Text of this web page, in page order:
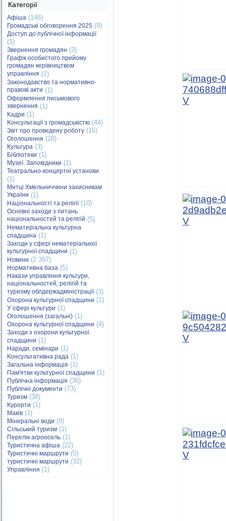
Категорії
Афіша (146)
Громадські обговорення 2025 (9)
Доступ до публічної інформації
(1)
Звернення громадян (3)
Графік особистого прийому
громадян керівництвом
управління (1)
Законодавство та нормативно-
правові акти (1)
Оформлення письмового
звернення (1)
Кадри (1)
Консультації з громадськістю (44)
Звіт про проведену роботу (16)
Оголошення (28)
Культура (3)
Бібліотеки (1)
Музеї. Заповідники (1)
Театрально-концертні установи
(1)
Митці Хмельниччини захисникам
України (1)
Національності та релігії(10)
Основні заходи з питань
національностей та релігій (5)
Нематеріальна культурна
спадщина (1)
Заходи у сфері нематеріальної
культурної спадщини (1)
Новини (2 397)
Нормативна база (5)
Накази управління культури,
національностей, релігій та
туризму облдержадміністрації(3)
Охорона культурної спадщини (1)
У сфері культури (1)
Оголошення (загальні) (1)
Охорона культурної спадщини (4)
Заходи з охорони культурної
спадщини (1)
Наради, семінари (1)
Консультативна рада (1)
Загальна інформація (1)
Пам'ятки культурної спадщини (1)
Публічна інформація (36)
Публічні документи (73)
Туризм (38)
Курорти (1)
Маків (1)
Мінеральні води (9)
Сільський туризм (1)
Перелік агроосель (1)
Туристична афіша (22)
Туристичні маршрути (5)
туристичні маршрути (32)
Управління (1)